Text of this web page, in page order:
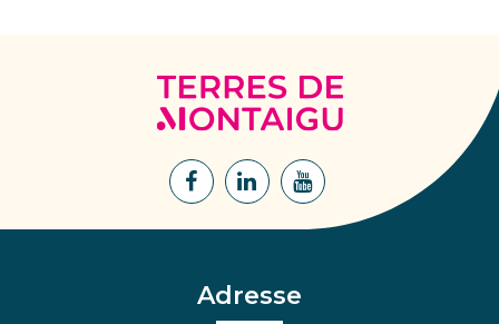
Terres
de
Lien
Facebook
Lien
Linkedin
Lien
Adresse